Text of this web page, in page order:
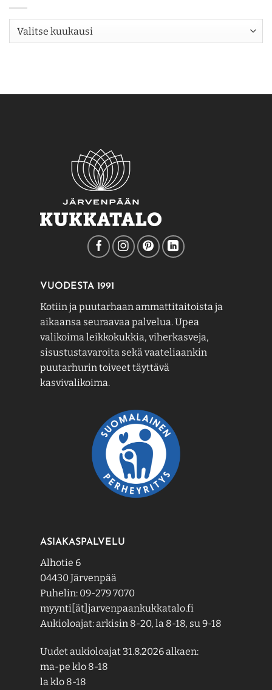
Arkisto
VUODESTA 1991
Kotiin ja puutarhaan ammattitaitoista ja
aikaansa seuraavaa palvelua. Upea
valikoima leikkokukkia, viherkasveja,
sisustustavaroita sekä vaateliaankin
puutarhurin toiveet täyttävä
kasvivalikoima.
ASIAKASPALVELU
Alhotie 6
04430 Järvenpää
Puhelin: 09-279 7070
myynti[ät]jarvenpaankukkatalo.fi
Aukioloajat: arkisin 8-20, la 8-18, su 9-18
Uudet aukioloajat 31.8.2026 alkaen:
ma-pe klo 8-18
la klo 8-18